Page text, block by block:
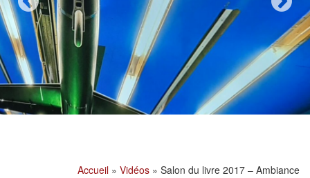
Accueil » Vidéos » Salon du livre 2017 – Ambiance